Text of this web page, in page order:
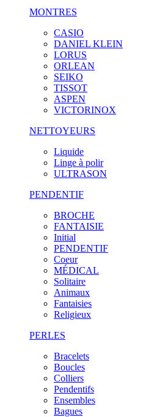
MONTRES
CASIO
DANIEL KLEIN
LORUS
ORLEAN
SEIKO
TISSOT
ASPEN
VICTORINOX
NETTOYEURS
Liquide
Linge à polir
ULTRASON
PENDENTIF
BROCHE
FANTAISIE
Initial
PENDENTIF
Coeur
MÉDICAL
Solitaire
Animaux
Fantaisies
Religieux
PERLES
Bracelets
Boucles
Colliers
Pendentifs
Ensembles
Bagues